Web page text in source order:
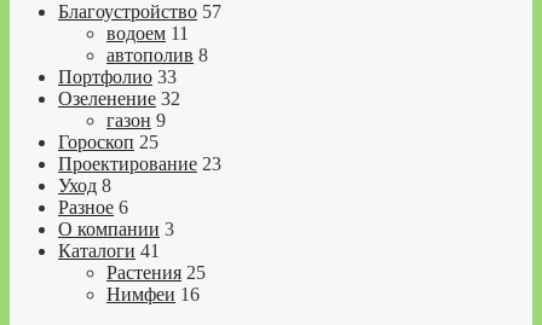
Благоустройство 57
водоем 11
автополив 8
Портфолио 33
Озеленение 32
газон 9
Гороскоп 25
Проектирование 23
Уход 8
Разное 6
О компании 3
Каталоги 41
Растения 25
Нимфеи 16